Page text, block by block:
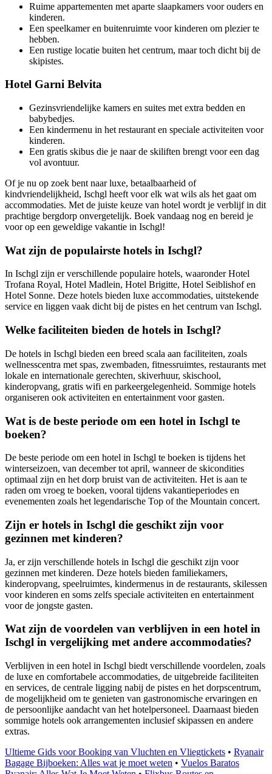
Ruime appartementen met aparte slaapkamers voor ouders en
kinderen.
Een speelkamer en buitenruimte voor kinderen om plezier te
hebben.
Een rustige locatie buiten het centrum, maar toch dicht bij de
skipistes.
Hotel Garni Belvita
Gezinsvriendelijke kamers en suites met extra bedden en
babybedjes.
Een kindermenu in het restaurant en speciale activiteiten voor
kinderen.
Een gratis skibus die je naar de skiliften brengt voor een dag
vol avontuur.
Of je nu op zoek bent naar luxe, betaalbaarheid of
kindvriendelijkheid, Ischgl heeft voor elk wat wils als het gaat om
accommodaties. Met de juiste keuze van hotel wordt je verblijf in dit
prachtige bergdorp onvergetelijk. Boek vandaag nog en bereid je
voor op een geweldige vakantie in Ischgl!
Wat zijn de populairste hotels in Ischgl?
In Ischgl zijn er verschillende populaire hotels, waaronder Hotel
Trofana Royal, Hotel Madlein, Hotel Brigitte, Hotel Seiblishof en
Hotel Sonne. Deze hotels bieden luxe accommodaties, uitstekende
service en liggen vaak dicht bij de pistes en het centrum van Ischgl.
Welke faciliteiten bieden de hotels in Ischgl?
De hotels in Ischgl bieden een breed scala aan faciliteiten, zoals
wellnesscentra met spas, zwembaden, fitnessruimtes, restaurants met
lokale en internationale gerechten, skiverhuur, skischool,
kinderopvang, gratis wifi en parkeergelegenheid. Sommige hotels
organiseren ook activiteiten en entertainment voor gasten.
Wat is de beste periode om een hotel in Ischgl te
boeken?
De beste periode om een hotel in Ischgl te boeken is tijdens het
winterseizoen, van december tot april, wanneer de skicondities
optimaal zijn en het dorp bruist van de activiteiten. Het is aan te
raden om vroeg te boeken, vooral tijdens vakantieperiodes en
evenementen zoals het legendarische Top of the Mountain concert.
Zijn er hotels in Ischgl die geschikt zijn voor
gezinnen met kinderen?
Ja, er zijn verschillende hotels in Ischgl die geschikt zijn voor
gezinnen met kinderen. Deze hotels bieden familiekamers,
kinderopvang, speelruimtes, kindermenus in de restaurants, skilessen
voor kinderen en soms zelfs speciale activiteiten en entertainment
voor de jongste gasten.
Wat zijn de voordelen van verblijven in een hotel in
Ischgl in vergelijking met andere accommodaties?
Verblijven in een hotel in Ischgl biedt verschillende voordelen, zoals
de luxe en comfortabele accommodaties, de uitgebreide faciliteiten
en services, de centrale ligging nabij de pistes en het dorpscentrum,
de mogelijkheid om te genieten van gastronomische ervaringen en
de persoonlijke aandacht van het hotelpersoneel. Daarnaast bieden
sommige hotels ook arrangementen inclusief skipassen en andere
extras.
Ultieme Gids voor Booking van Vluchten en Vliegtickets • Ryanair
Bagage Bijboeken: Alles wat je moet weten • Vuelos Baratos